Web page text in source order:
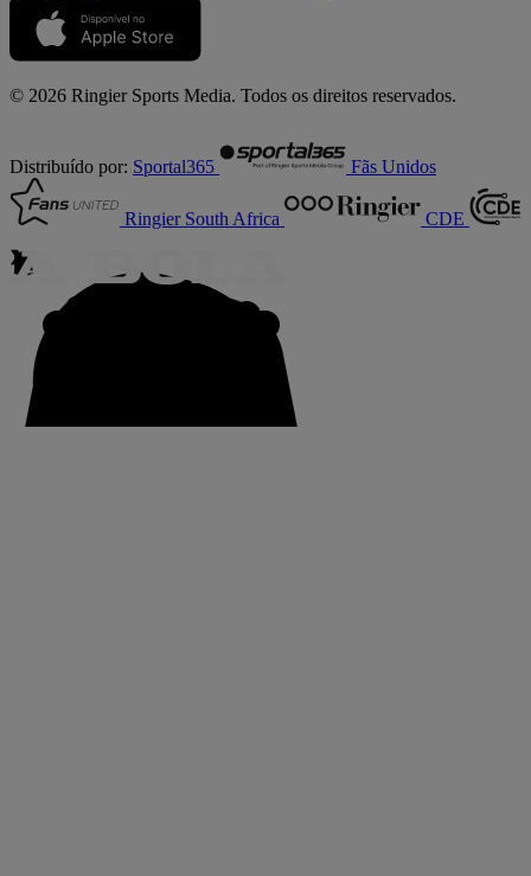
© 2026 Ringier Sports Media. Todos os direitos reservados.
Distribuído por: Sportal365 Fãs Unidos
Ringier South Africa CDE